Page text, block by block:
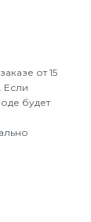
от 15
Если
будет